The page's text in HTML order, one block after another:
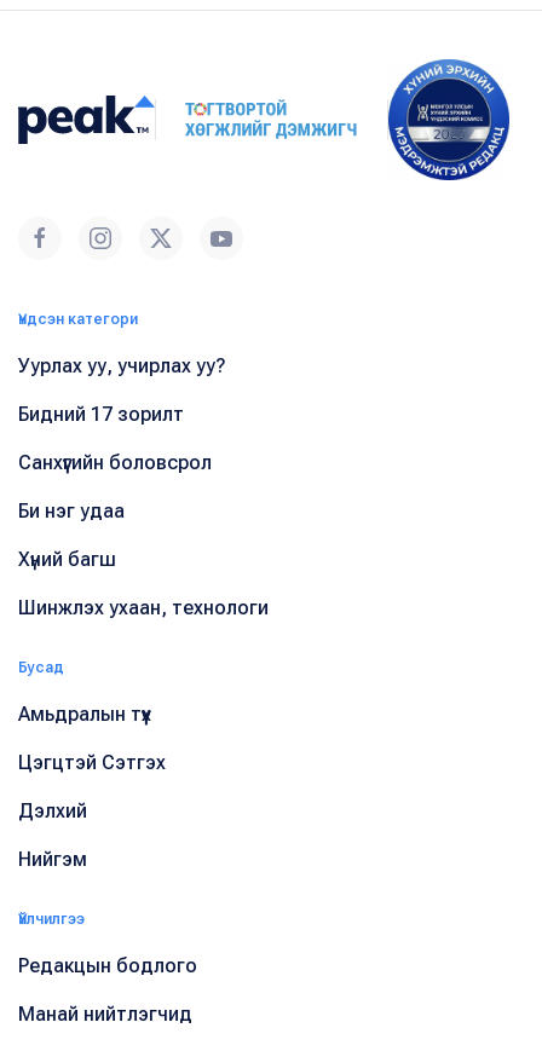
Үндсэн категори
Уурлах уу, учирлах уу?
Бидний 17 зорилт
Санхүүгийн боловсрол
Би нэг удаа
Хүний багш
Шинжлэх ухаан, технологи
Бусад
Амьдралын түүх
Цэгцтэй Сэтгэх
Дэлхий
Нийгэм
Үйлчилгээ
Редакцын бодлого
Манай нийтлэгчид